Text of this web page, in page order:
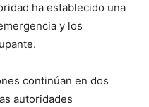
ha establecido una
y los
continúan en dos
autoridades